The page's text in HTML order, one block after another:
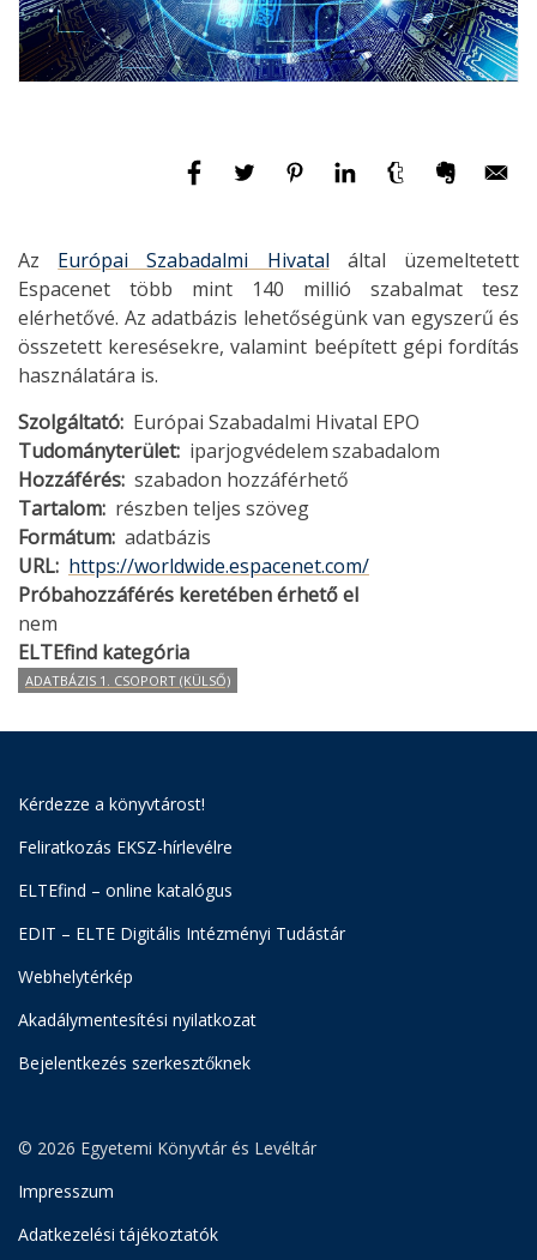
Az Európai Szabadalmi Hivatal által üzemeltetett
Espacenet több mint 140 millió szabalmat tesz
elérhetővé. Az adatbázis lehetőségünk van egyszerű és
összetett keresésekre, valamint beépített gépi fordítás
használatára is.
Szolgáltató Európai Szabadalmi Hivatal EPO
Tudományterület iparjogvédelemszabadalom
Hozzáférés szabadon hozzáférhető
Tartalom részben teljes szöveg
Formátum adatbázis
URL https://worldwide.espacenet.com/
Próbahozzáférés keretében érhető el
nem
ELTEfind kategória
ADATBÁZIS 1. CSOPORT (KÜLSŐ)
Kérdezze a könyvtárost!
Feliratkozás EKSZ-hírlevélre
ELTEfind – online katalógus
EDIT – ELTE Digitális Intézményi Tudástár
Webhelytérkép
Akadálymentesítési nyilatkozat
Bejelentkezés szerkesztőknek
© 2026 Egyetemi Könyvtár és Levéltár
Impresszum
Adatkezelési tájékoztatók